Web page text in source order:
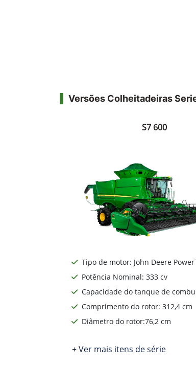
Versões Colheitadeiras
S7 600
Tipo de motor: John Deere
Potência Nominal: 333 cv
Capacidade do tanque de
Comprimento do rotor: 312,4 cm
Diâmetro do rotor:76,2 cm
+ Ver mais itens de série